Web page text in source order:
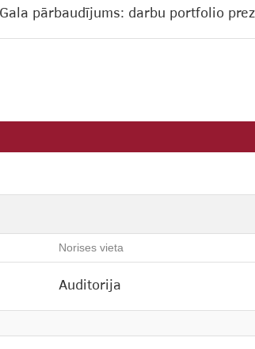
pārbaudījums: darbu portfolio
Norises vieta
Auditorija